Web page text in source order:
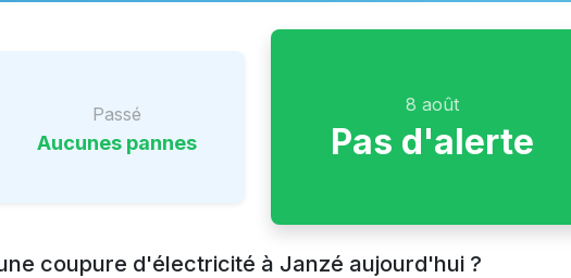
Passé
Aucunes pannes
8 août
Pas d'alerte
coupure d'électricité à Janzé aujourd'hui ?